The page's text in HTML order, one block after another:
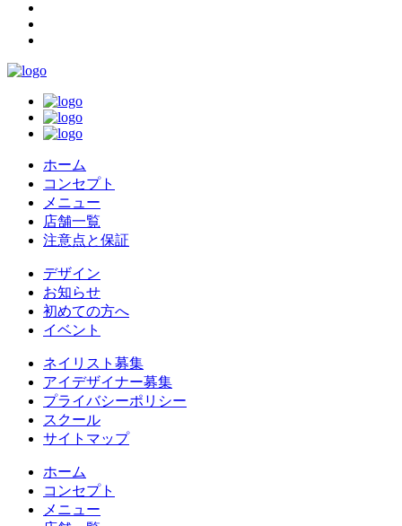
ホーム
コンセプト
メニュー
店舗一覧
注意点と保証
デザイン
お知らせ
初めての方へ
イベント
ネイリスト募集
アイデザイナー募集
プライバシーポリシー
スクール
サイトマップ
ホーム
コンセプト
メニュー